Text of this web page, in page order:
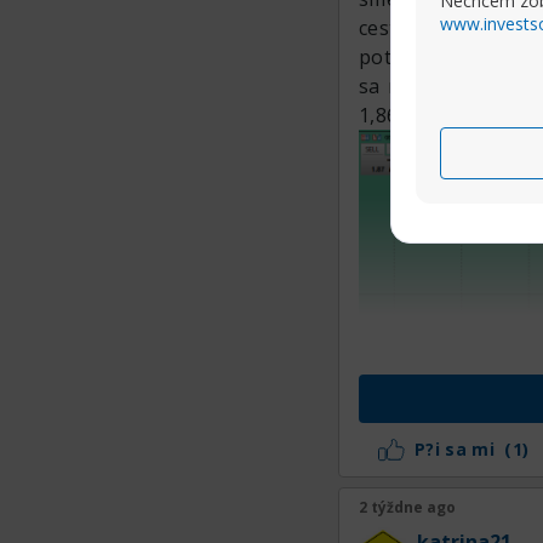
cestu k 1,8980 a
potom pri odraze
sa môže rozrásť
1,8615, potom
P?i sa mi (1)
2 týždne ago